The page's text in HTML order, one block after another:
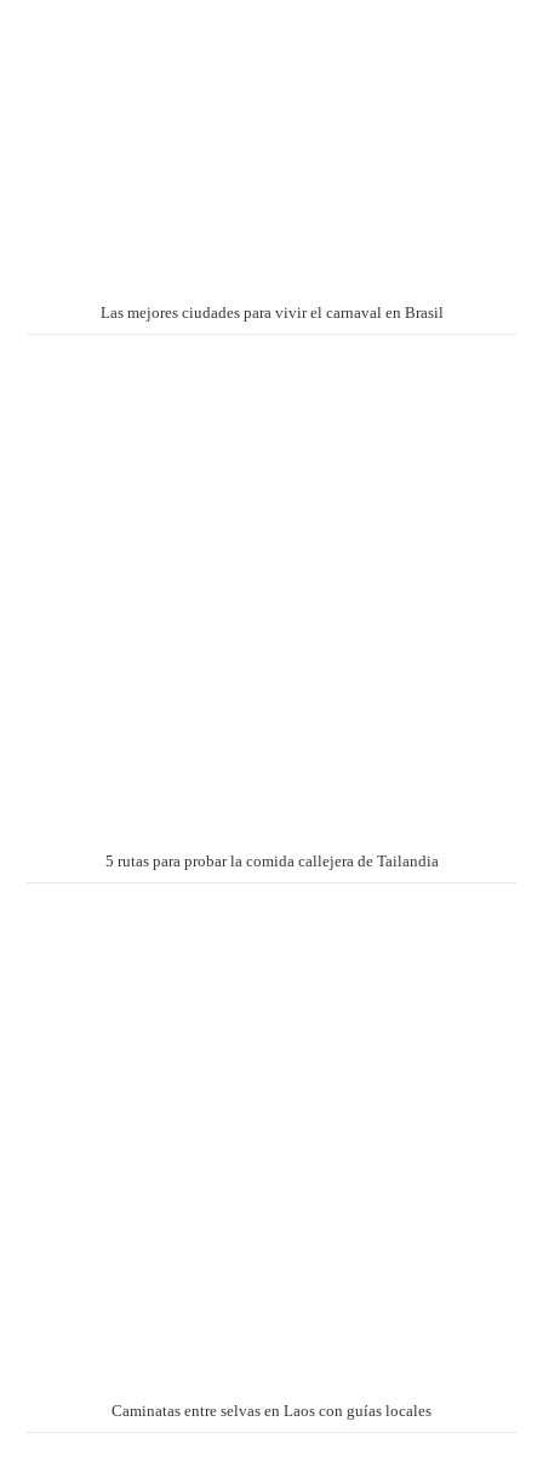
Las mejores ciudades para vivir el carnaval en Brasil
5 rutas para probar la comida callejera de Tailandia
Caminatas entre selvas en Laos con guías locales